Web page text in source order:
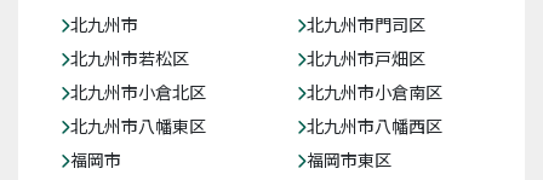
北九州市
北九州市門司区
北九州市若松区
北九州市戸畑区
北九州市小倉北区
北九州市小倉南区
北九州市八幡東区
北九州市八幡西区
福岡市
福岡市東区